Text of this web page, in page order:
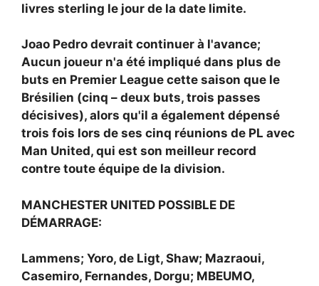
livres sterling le jour de la date limite.
Joao Pedro devrait continuer à l'avance;
Aucun joueur n'a été impliqué dans plus de
buts en Premier League cette saison que le
Brésilien (cinq – deux buts, trois passes
décisives), alors qu'il a également dépensé
trois fois lors de ses cinq réunions de PL avec
Man United, qui est son meilleur record
contre toute équipe de la division.
MANCHESTER UNITED POSSIBLE DE
DÉMARRAGE:
Lammens; Yoro, de Ligt, Shaw; Mazraoui,
Casemiro, Fernandes, Dorgu; MBEUMO,